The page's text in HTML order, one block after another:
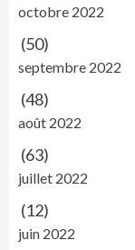
octobre 2022
(50)
septembre 2022
(48)
août 2022
(63)
juillet 2022
(12)
juin 2022